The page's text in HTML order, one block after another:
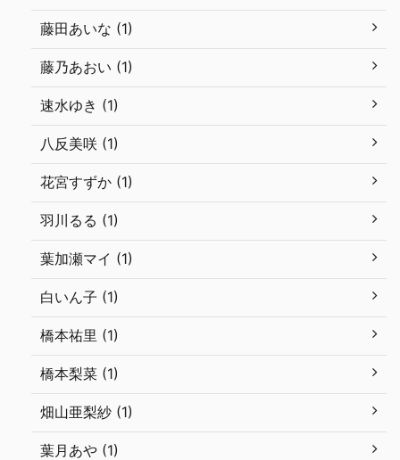
藤田あいな (1)
藤乃あおい (1)
速水ゆき (1)
八反美咲 (1)
花宮すずか (1)
羽川るる (1)
葉加瀬マイ (1)
白いん子 (1)
橋本祐里 (1)
橋本梨菜 (1)
畑山亜梨紗 (1)
葉月あや (1)